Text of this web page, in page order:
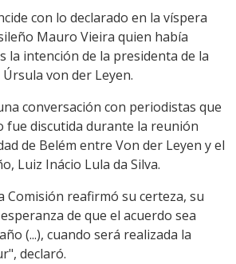
con lo declarado en la víspera
Mauro Vieira quien había
la intención de la presidenta de la
von der Leyen.
conversación con periodistas que
fue discutida durante la reunión
de Belém entre Von der Leyen y el
Luiz Inácio Lula da Silva.
Comisión reafirmó su certeza, su
de que el acuerdo sea
(...), cuando será realizada la
declaró.